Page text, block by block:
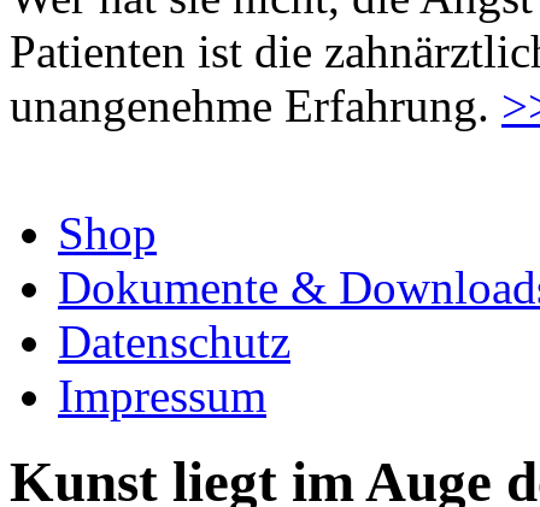
Patienten ist die
unangenehme Erfahrung.
Shop
Dokumente &
Datenschutz
Impressum
Kunst liegt im Auge